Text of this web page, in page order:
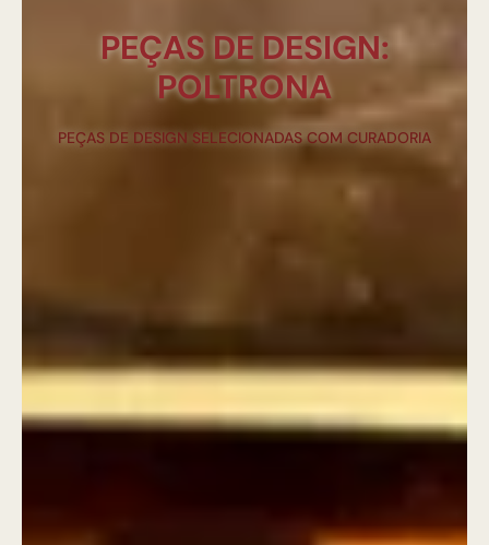
PEÇAS DE DESIGN:
POLTRONA
PEÇAS DE DESIGN SELECIONADAS COM CURADORIA